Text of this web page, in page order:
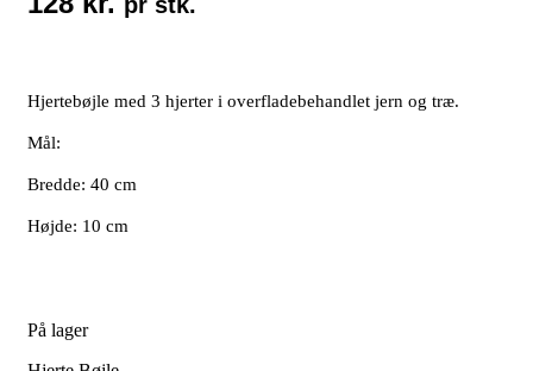
Hjertebøjle med 3 hjerter i overfladebehandlet jern og træ.
Mål:
Bredde: 40 cm
Højde: 10 cm
På lager